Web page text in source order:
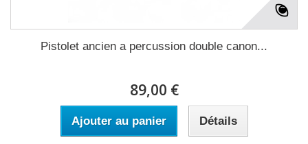
Pistolet ancien a percussion double canon...
89,00 €
Ajouter au panier Détails